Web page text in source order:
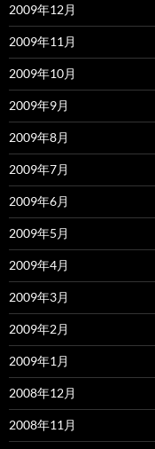
2009年12月
2009年11月
2009年10月
2009年9月
2009年8月
2009年7月
2009年6月
2009年5月
2009年4月
2009年3月
2009年2月
2009年1月
2008年12月
2008年11月